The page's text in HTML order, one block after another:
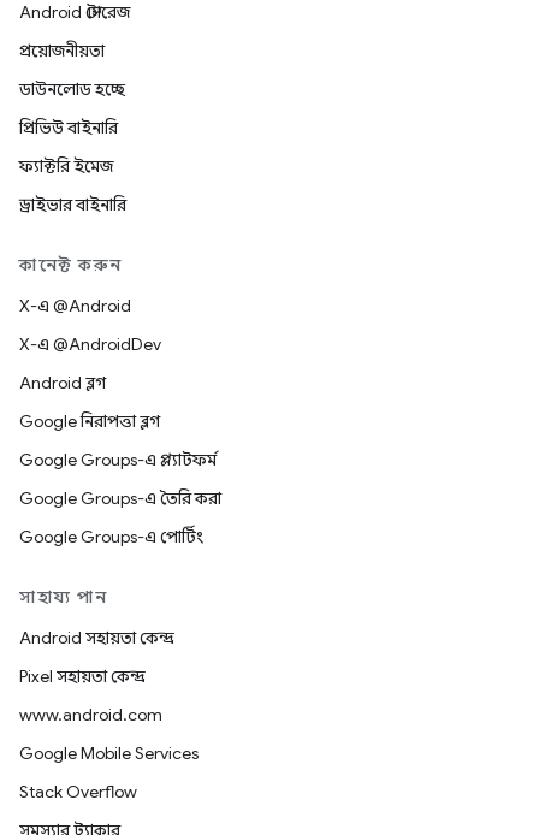
Android স্টোরেজ
প্রয়োজনীয়তা
ডাউনলোড হচ্ছে
প্রিভিউ বাইনারি
ফ্যাক্টরি ইমেজ
ড্রাইভার বাইনারি
কানেক্ট করুন
X-এ @Android
X-এ @AndroidDev
Android ব্লগ
Google নিরাপত্তা ব্লগ
Google Groups-এ প্ল্যাটফর্ম
Google Groups-এ তৈরি করা
Google Groups-এ পোর্টিং
সাহায্য পান
Android সহায়তা কেন্দ্র
Pixel সহায়তা কেন্দ্র
www.android.com
Google Mobile Services
Stack Overflow
সমস্যার ট্র্যাকার